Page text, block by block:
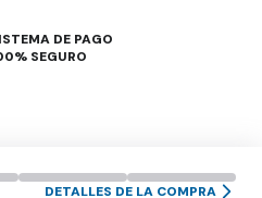
DETALLES DE LA COMPRA
DE PAGO
SEGURO